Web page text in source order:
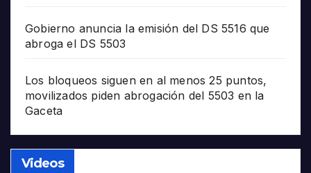
Gobierno anuncia la emisión del DS 5516 que
abroga el DS 5503
Los bloqueos siguen en al menos 25 puntos,
movilizados piden abrogación del 5503 en la
Gaceta
Videos